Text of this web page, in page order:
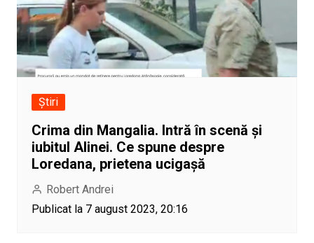
Știri
Crima din Mangalia. Intră în scenă și
iubitul Alinei. Ce spune despre
Loredana, prietena ucigașă
Robert Andrei
Publicat la 7 august 2023, 20:16